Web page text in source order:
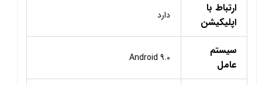
ارتباط با
اپلیکیشن
دارد
سیستم
عامل
Android 9.0